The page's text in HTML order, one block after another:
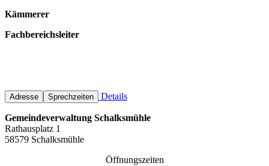
Kämmerer
Fachbereichsleiter
Adresse Sprechzeiten Details
Gemeindeverwaltung Schalksmühle
Rathausplatz 1
58579 Schalksmühle
Öffnungszeiten